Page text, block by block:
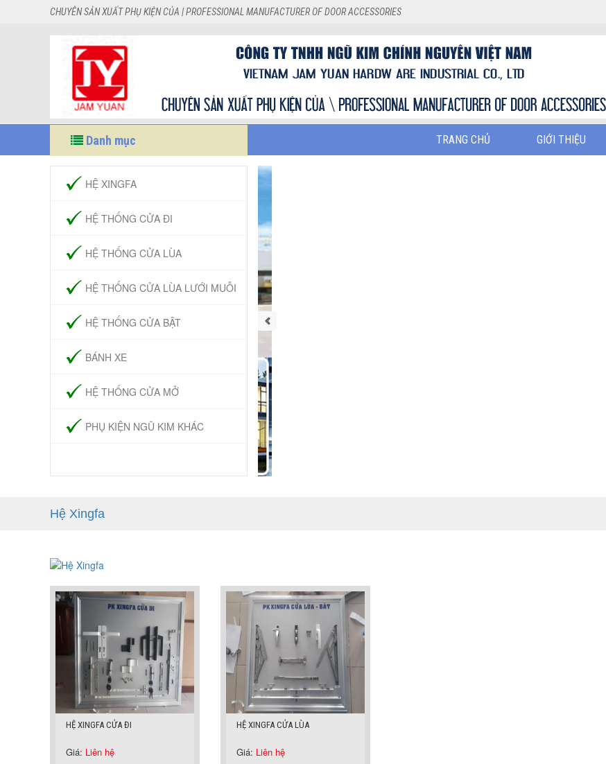
CHUYÊN SẢN XUẤT PHỤ KIỆN CỦA | PROFESSIONAL MANUFACTURER OF DOOR ACCESSORIES
Danh mục TRANG CHỦ GIỚI THIỆU
HỆ XINGFA
HỆ THỐNG CỬA ĐI
HỆ THỐNG CỬA LÙA
HỆ THỐNG CỬA LÙA LƯỚI MUỖI
HỆ THỐNG CỬA BẬT
BÁNH XE
HỆ THỐNG CỬA MỞ
PHỤ KIỆN NGŨ KIM KHÁC
Hệ Xingfa
HỆ XINGFA CỬA ĐI
Giá: Liên hệ
HỆ XINGFA CỬA LÙA
Giá: Liên hệ